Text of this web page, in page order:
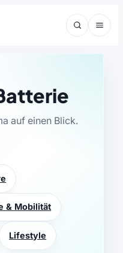
auf einen Blick.
& Mobilität
Lifestyle